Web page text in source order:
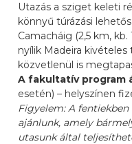
Utazás a sziget keleti
könnyű túrázási
Camacháig (2,5 km, kb.
nyílik Madeira
közvetlenül is
A fakultatív program
esetén) – helyszínen
Figyelem: A
ajánlunk, amely
utasunk által